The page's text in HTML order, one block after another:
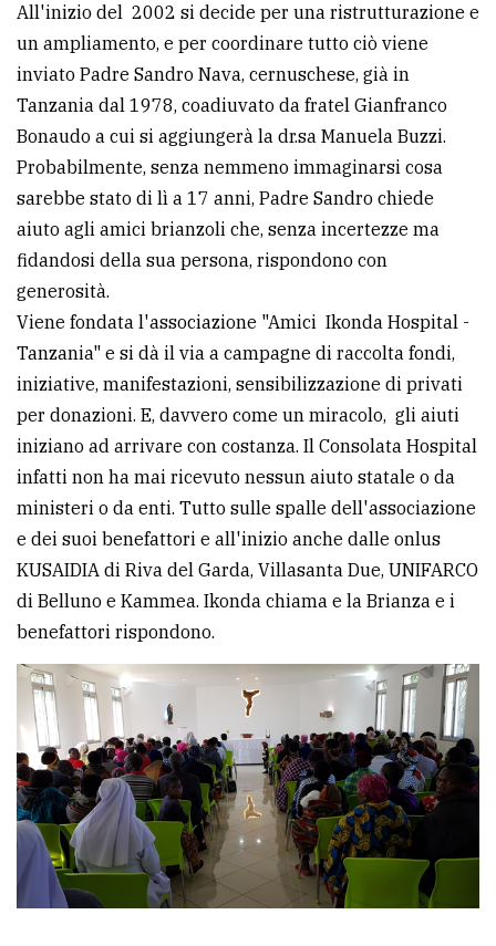
All'inizio del 2002 si decide per una ristrutturazione e
un ampliamento, e per coordinare tutto ciò viene
inviato Padre Sandro Nava, cernuschese, già in
Tanzania dal 1978, coadiuvato da fratel Gianfranco
Bonaudo a cui si aggiungerà la dr.sa Manuela Buzzi.
Probabilmente, senza nemmeno immaginarsi cosa
sarebbe stato di lì a 17 anni, Padre Sandro chiede
aiuto agli amici brianzoli che, senza incertezze ma
fidandosi della sua persona, rispondono con
generosità.
Viene fondata l'associazione "Amici Ikonda Hospital -
Tanzania" e si dà il via a campagne di raccolta fondi,
iniziative, manifestazioni, sensibilizzazione di privati
per donazioni. E, davvero come un miracolo, gli aiuti
iniziano ad arrivare con costanza. Il Consolata Hospital
infatti non ha mai ricevuto nessun aiuto statale o da
ministeri o da enti. Tutto sulle spalle dell'associazione
e dei suoi benefattori e all'inizio anche dalle onlus
KUSAIDIA di Riva del Garda, Villasanta Due, UNIFARCO
di Belluno e Kammea. Ikonda chiama e la Brianza e i
benefattori rispondono.